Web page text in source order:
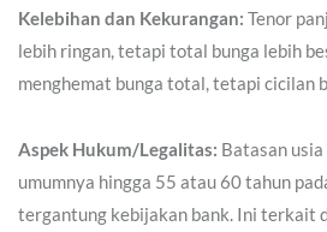
Kelebihan dan Kekurangan: Tenor
lebih ringan, tetapi total bunga lebih
menghemat bunga total, tetapi cicilan
Aspek Hukum/Legalitas: Batasan
umumnya hingga 55 atau 60 tahun
tergantung kebijakan bank. Ini terkait